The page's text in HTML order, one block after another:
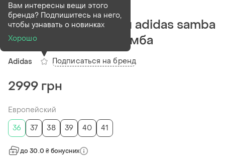
В наличии35 шт
Женские кроссовки adidas samba
cow print адидас самба
Adidas
Вам интересны вещи этого
бренда? Подпишитесь на него,
чтобы узнавать о новинках
Хорошо
Подписаться на бренд
2999 грн
Европейский
36
37 38 39 40 41
до 30.0 ₴ бонусних